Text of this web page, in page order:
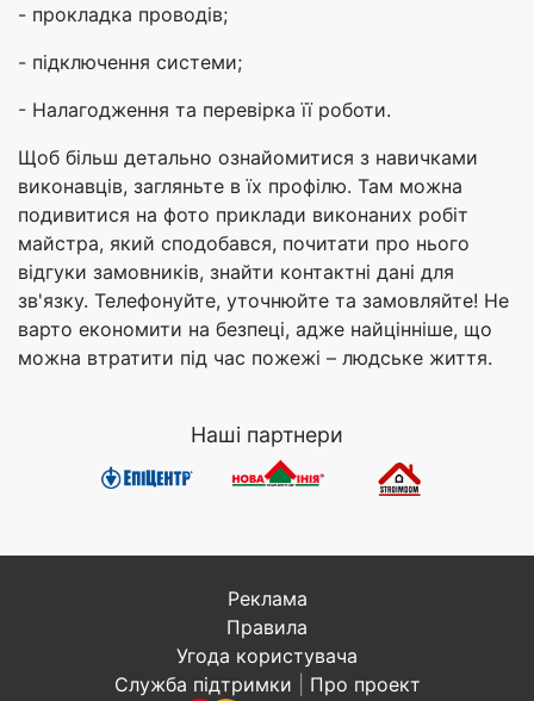
- прокладка проводів;
- підключення системи;
- Налагодження та перевірка її роботи.
Щоб більш детально ознайомитися з навичками
виконавців, загляньте в їх профілю. Там можна
подивитися на фото приклади виконаних робіт
майстра, який сподобався, почитати про нього
відгуки замовників, знайти контактні дані для
зв'язку. Телефонуйте, уточнюйте та замовляйте! Не
варто економити на безпеці, адже найцінніше, що
можна втратити під час пожежі – людське життя.
Наші партнери
Реклама
Правила
Угода користувача
Служба підтримки
Про проект